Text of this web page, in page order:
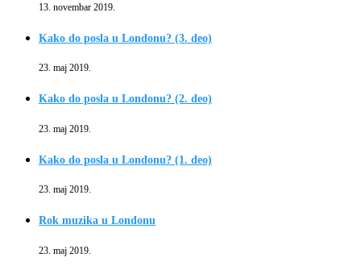
13. novembar 2019.
Kako do posla u Londonu? (3. deo)
23. maj 2019.
Kako do posla u Londonu? (2. deo)
23. maj 2019.
Kako do posla u Londonu? (1. deo)
23. maj 2019.
Rok muzika u Londonu
23. maj 2019.